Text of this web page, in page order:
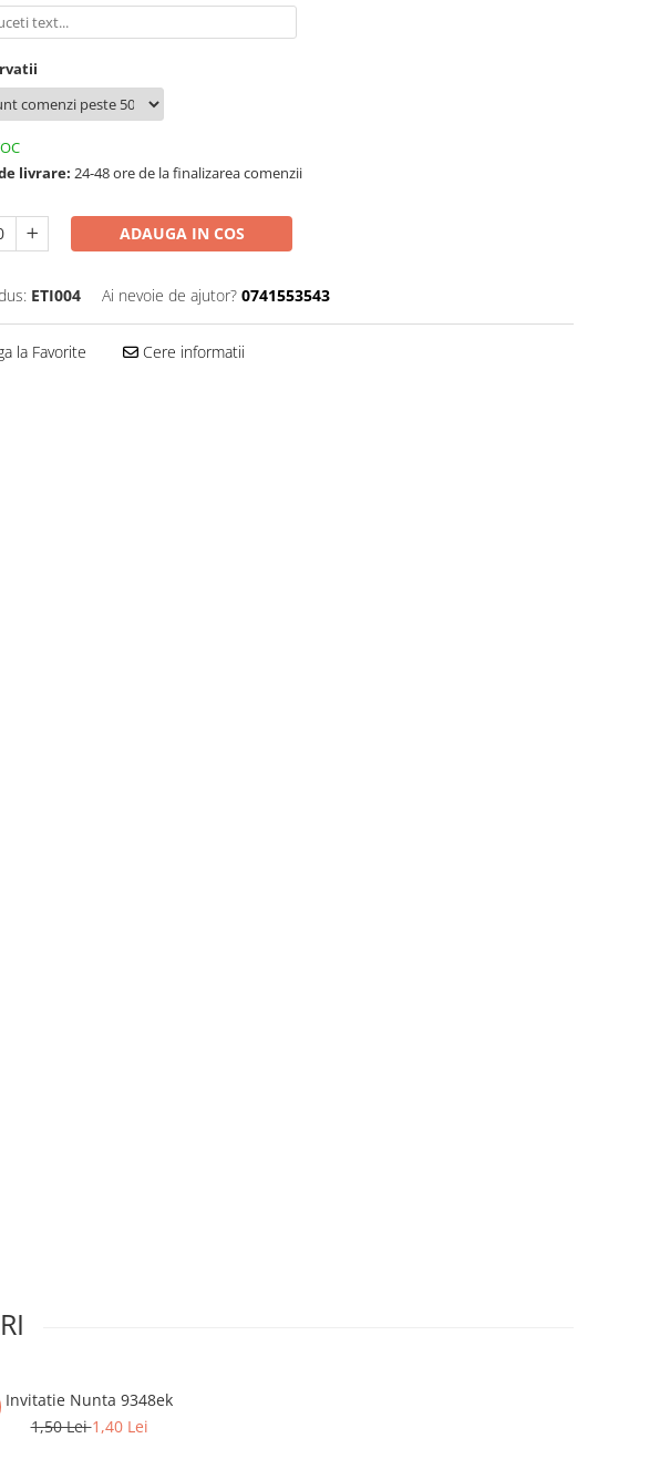
livrare: 24-48 ore de la finalizarea comenzii
ADAUGA IN COS
ETI004 Ai nevoie de ajutor? 0741553543
la Favorite Cere informatii
Invitatie Nunta 9348ek
1,50 Lei1,40 Lei